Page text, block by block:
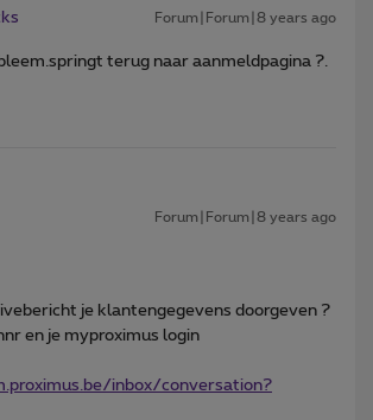
Forum|Forum|8 years ago
terug naar aanmeldpagina ?.
Forum|Forum|8 years ago
je klantengegevens doorgeven ?
en je myproximus login
inbox/conversation?